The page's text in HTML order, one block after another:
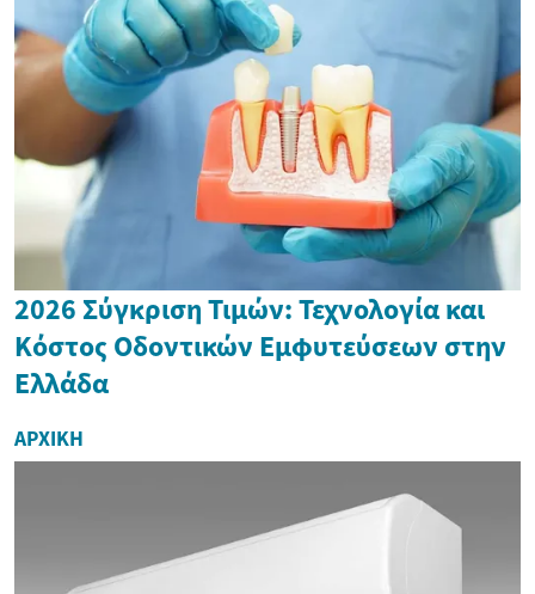
2026 Σύγκριση Τιμών: Τεχνολογία και
Κόστος Οδοντικών Εμφυτεύσεων στην
Ελλάδα
ΑΡΧΙΚΉ